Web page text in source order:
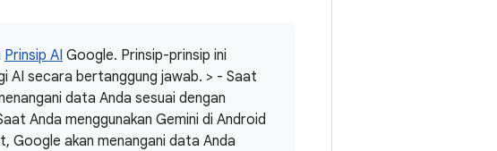
Prinsip AI Google. Prinsip-prinsip ini
AI secara bertanggung jawab. > - Saat
data Anda sesuai dengan
Anda menggunakan Gemini di Android
Google akan menangani data Anda